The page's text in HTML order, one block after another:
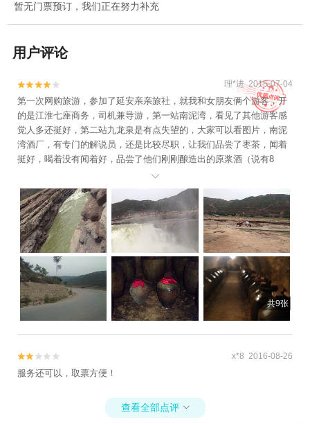
暂无门票预订，我们正在努力补充
用户评论

 理*进 2015-07-04
第一次网购旅游，参加了延安亲亲旅社，就我和女朋友俩个游客，开
的是江淮七座商务，司机兼导游，第一站南泥湾，看见了其他游客感
觉人多还挺好，第二站九龙泉是有点失望的，大家可以看图片，南泥
湾酒厂，有专门的解说员，还是比较尽职，让我们品尝了枣茶，闻着
挺好，喝着没有闻着好，品尝了他们刚刚酿造出的原浆酒（说有8
0°），味道不好描述。最后一站就是重点了：壶口瀑布，南泥湾开车
过去俩个小时，后半段路上山路，感觉风景不赖，后悔没让司机停一
下拍几张照片！进去前吃的洋芋擦擦（不大一盘18块大洋，有点
贵），味道还不错。看到瀑布还是很有视觉冲击力的，听着咆哮声，
看着她的翻腾，有那么一刻，有点恍然！总体来说，220一人，还可
以！

共9张

 x*8 2016-08-26
服务还可以，取票方便！
查看全部点评 